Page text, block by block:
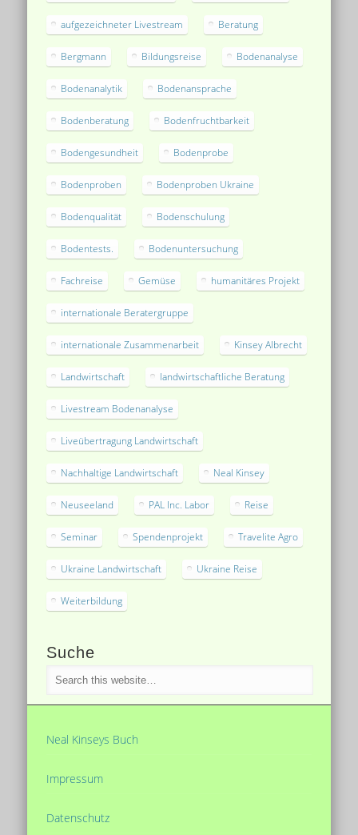
aufgezeichneter Livestream Beratung
Bergmann Bildungsreise Bodenanalyse
Bodenanalytik Bodenansprache
Bodenberatung Bodenfruchtbarkeit
Bodengesundheit Bodenprobe
Bodenproben Bodenproben Ukraine
Bodenqualität Bodenschulung
Bodentests. Bodenuntersuchung
Fachreise Gemüse humanitäres Projekt
internationale Beratergruppe
internationale Zusammenarbeit Kinsey Albrecht
Landwirtschaft landwirtschaftliche Beratung
Livestream Bodenanalyse
Liveübertragung Landwirtschaft
Nachhaltige Landwirtschaft Neal Kinsey
Neuseeland PAL Inc. Labor Reise
Seminar Spendenprojekt Travelite Agro
Ukraine Landwirtschaft Ukraine Reise
Weiterbildung
Suche
Neal Kinseys Buch
Impressum
Datenschutz